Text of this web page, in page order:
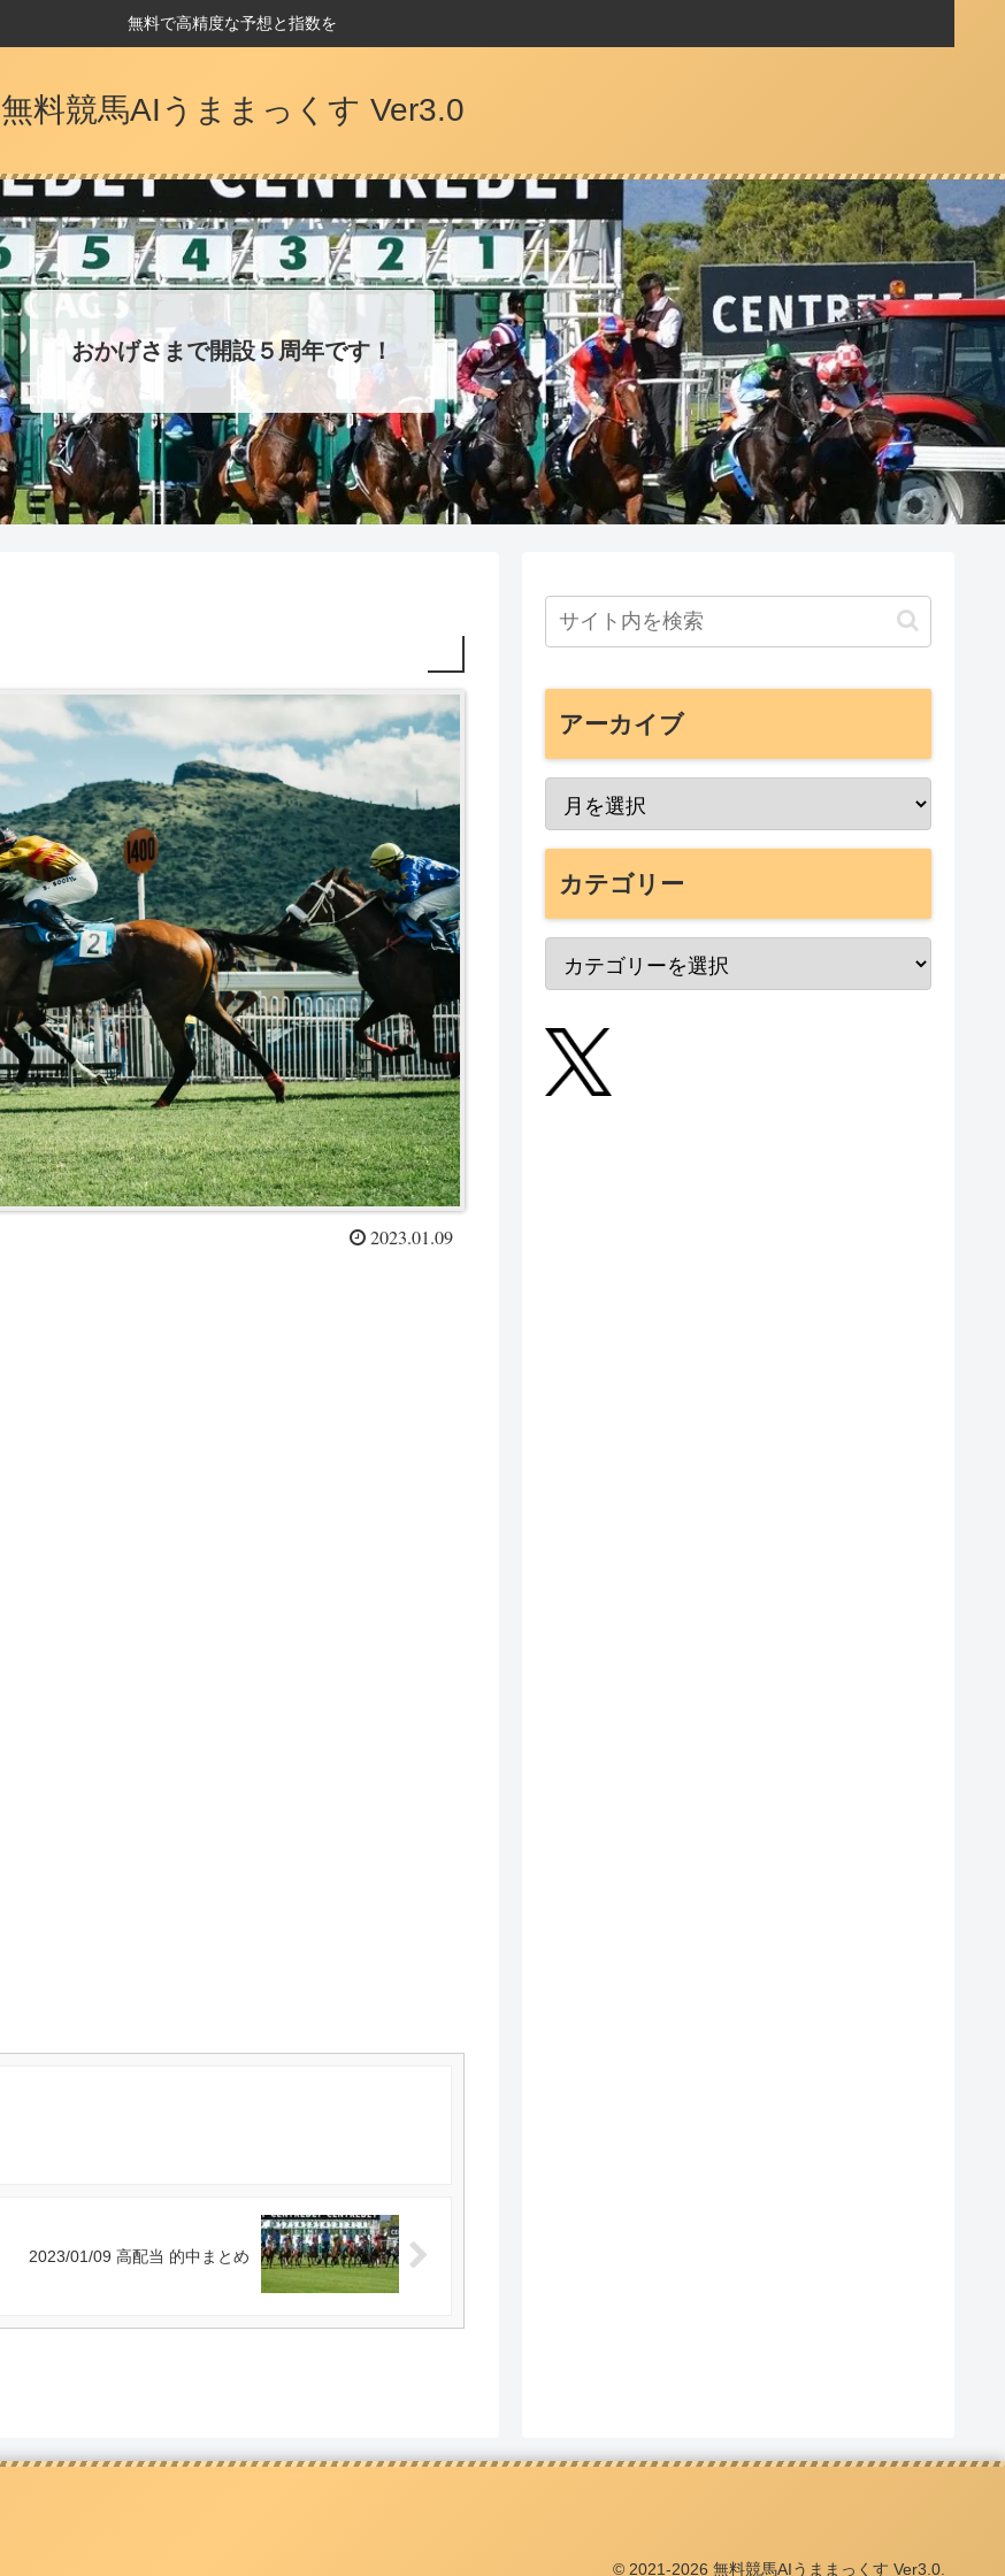
無料で高精度な予想と指数を
無料競馬AIうままっくす Ver3.0
おかげさまで開設５周年です！
2023.01.09
2023/01/09 高配当 的中まとめ
アーカイブ
カテゴリー
© 2021-2026 無料競馬AIうままっくす Ver3.0.